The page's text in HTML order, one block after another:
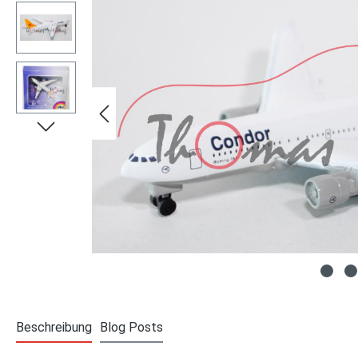
Beschreibung Blog Posts